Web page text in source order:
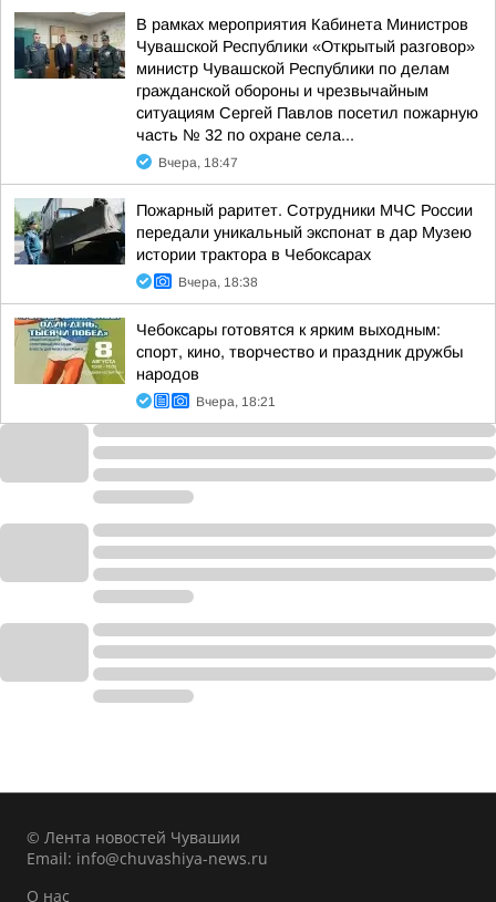
В рамках мероприятия Кабинета Министров
Чувашской Республики «Открытый разговор»
министр Чувашской Республики по делам
гражданской обороны и чрезвычайным
ситуациям Сергей Павлов посетил пожарную
часть № 32 по охране села...
Вчера, 18:47
Пожарный раритет. Сотрудники МЧС России
передали уникальный экспонат в дар Музею
истории трактора в Чебоксарах
Вчера, 18:38
Чебоксары готовятся к ярким выходным:
спорт, кино, творчество и праздник дружбы
народов
Вчера, 18:21
© Лента новостей Чувашии
Email: info@chuvashiya-news.ru
О нас